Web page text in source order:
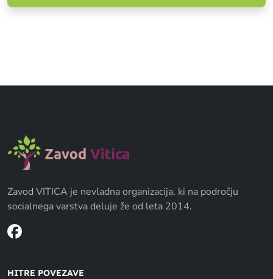
Zavod VITICA je nevladna organizacija, ki na področju
socialnega varstva deluje že od leta 2014.
HITRE POVEZAVE